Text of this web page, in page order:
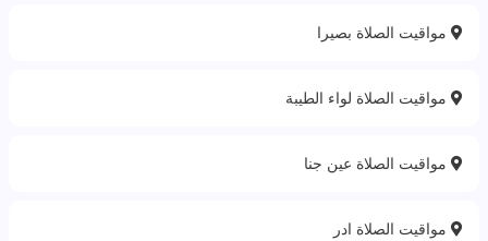
مواقيت الصلاة بصيرا
مواقيت الصلاة لواء الطيبة
مواقيت الصلاة عين جنا
مواقيت الصلاة ادر